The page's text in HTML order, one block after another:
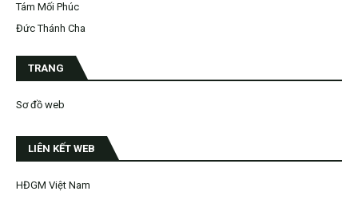
Tám Mối Phúc
Đức Thánh Cha
TRANG
Sơ đồ web
LIÊN KẾT WEB
HĐGM Việt Nam